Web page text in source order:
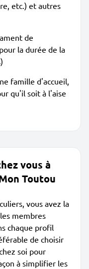
etc.) et autres
de
la durée de la
famille d'accueil,
qu'il soit à l'aise
vous à
Toutou
vous avez la
membres
chaque profil
de choisir
soi pour
à simplifier les